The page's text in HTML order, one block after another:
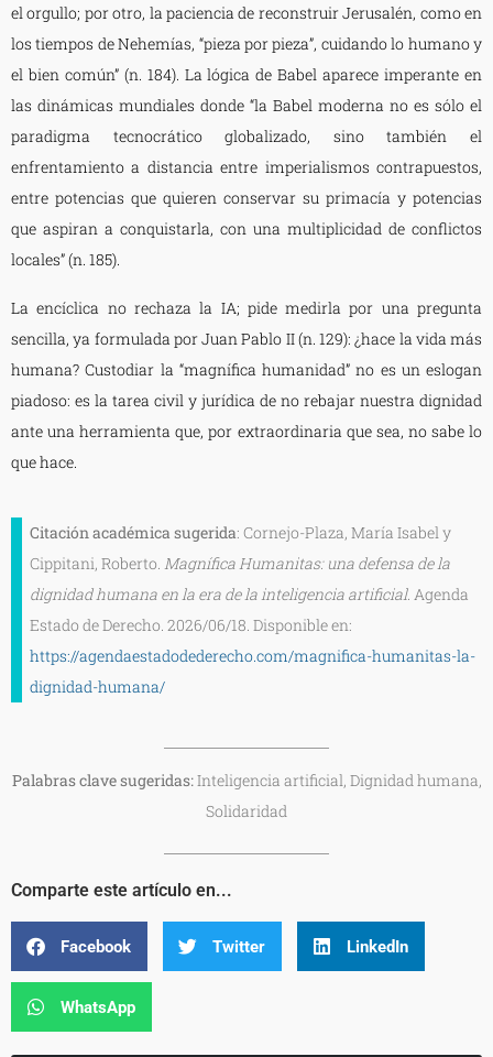
el orgullo; por otro, la paciencia de reconstruir Jerusalén, como en
los tiempos de Nehemías, “pieza por pieza”, cuidando lo humano y
el bien común” (n. 184). La lógica de Babel aparece imperante en
las dinámicas mundiales donde “la Babel moderna no es sólo el
paradigma tecnocrático globalizado, sino también el
enfrentamiento a distancia entre imperialismos contrapuestos,
entre potencias que quieren conservar su primacía y potencias
que aspiran a conquistarla, con una multiplicidad de conflictos
locales” (n. 185).
La encíclica no rechaza la IA; pide medirla por una pregunta
sencilla, ya formulada por Juan Pablo II (n. 129): ¿hace la vida más
humana? Custodiar la “magnífica humanidad” no es un eslogan
piadoso: es la tarea civil y jurídica de no rebajar nuestra dignidad
ante una herramienta que, por extraordinaria que sea, no sabe lo
que hace.
Citación académica sugerida: Cornejo-Plaza, María Isabel y
Cippitani, Roberto. Magnífica Humanitas: una defensa de la
dignidad humana en la era de la inteligencia artificial. Agenda
Estado de Derecho. 2026/06/18. Disponible en:
https://agendaestadodederecho.com/magnifica-humanitas-la-
dignidad-humana/
Palabras clave sugeridas:Inteligencia artificial, Dignidad humana,
Solidaridad
Comparte este artículo en...
Facebook Twitter LinkedIn
WhatsApp